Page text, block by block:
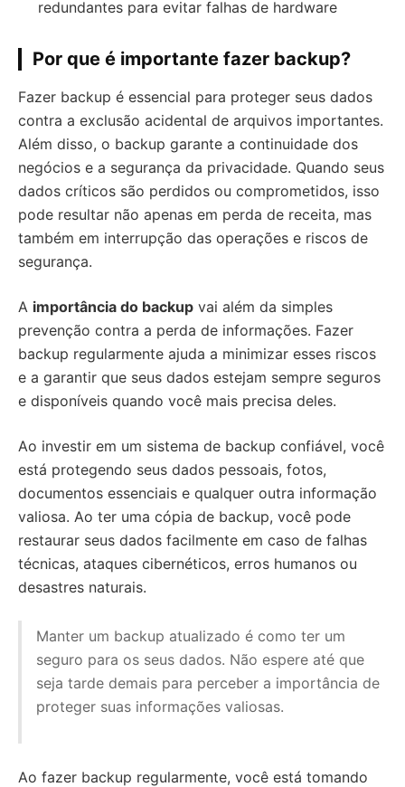
redundantes para evitar falhas de hardware
Por que é importante fazer backup?
Fazer backup é essencial para proteger seus dados
contra a exclusão acidental de arquivos importantes.
Além disso, o backup garante a continuidade dos
negócios e a segurança da privacidade. Quando seus
dados críticos são perdidos ou comprometidos, isso
pode resultar não apenas em perda de receita, mas
também em interrupção das operações e riscos de
segurança.
A importância do backup vai além da simples
prevenção contra a perda de informações. Fazer
backup regularmente ajuda a minimizar esses riscos
e a garantir que seus dados estejam sempre seguros
e disponíveis quando você mais precisa deles.
Ao investir em um sistema de backup confiável, você
está protegendo seus dados pessoais, fotos,
documentos essenciais e qualquer outra informação
valiosa. Ao ter uma cópia de backup, você pode
restaurar seus dados facilmente em caso de falhas
técnicas, ataques cibernéticos, erros humanos ou
desastres naturais.
Manter um backup atualizado é como ter um
seguro para os seus dados. Não espere até que
seja tarde demais para perceber a importância de
proteger suas informações valiosas.
Ao fazer backup regularmente, você está tomando